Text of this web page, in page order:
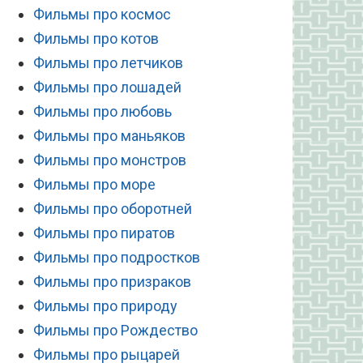
Фильмы про космос
Фильмы про котов
Фильмы про летчиков
Фильмы про лошадей
Фильмы про любовь
Фильмы про маньяков
Фильмы про монстров
Фильмы про море
Фильмы про оборотней
Фильмы про пиратов
Фильмы про подростков
Фильмы про призраков
Фильмы про природу
Фильмы про Рождество
Фильмы про рыцарей